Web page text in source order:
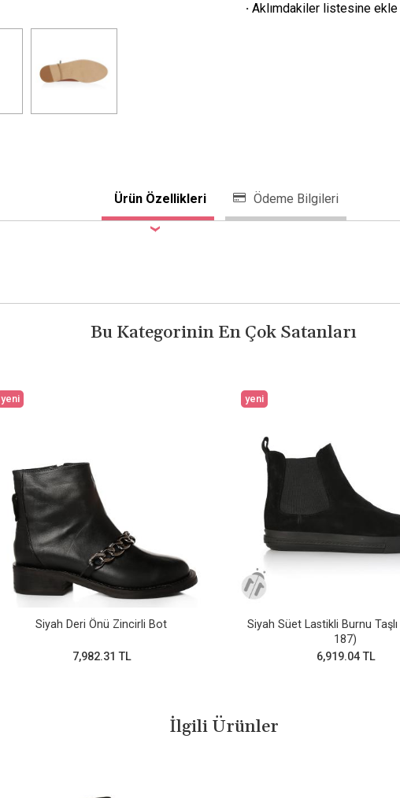
·Aklımdakiler listesine ekle
Ürün Özellikleri Ödeme Bilgileri
Bu Kategorinin En Çok Satanları
yeni
Siyah Deri Önü Zincirli Bot
7,982.31 TL
yeni
Siyah Süet Lastikli Burnu
187)
6,919.04 TL
İlgili Ürünler